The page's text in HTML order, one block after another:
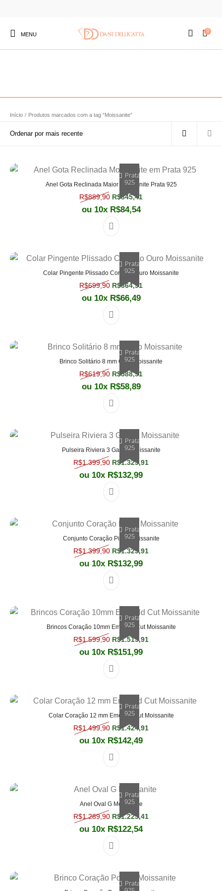
MENU
0
Início / Produtos marcados com a tag “Moissanite”
Prata
925
Anel Gota Reclinada Maior Moissanite Prata 925
R$889,90 O preço original era: R$889,90.
R$845,41
ou 10x R$84,54
Prata
925
Colar Pingente Plissado Coração Ouro Moissanite
R$699,90 O preço original era: R$699,90.
R$664,91
ou 10x R$66,49
Prata
925
Brinco Solitário 8 mm Ouro Moissanite
R$619,90 O preço original era: R$619,90.
R$588,91
ou 10x R$58,89
Prata
925
Pulseira Riviera 3 Garras Moissanite
R$1.399,90 O preço original era: R$1.399,90.
R$1.329,91
ou 10x R$132,99
Prata
925
Conjunto Coração Pizza Moissanite
R$1.399,90 O preço original era: R$1.399,90.
R$1.329,91
ou 10x R$132,99
Prata
925
Brincos Coração 10mm Emerald Cut Moissanite
R$1.599,90 O preço original era: R$1.599,90.
R$1.519,91
ou 10x R$151,99
Prata
925
Colar Coração 12 mm Emerald Cut Moissanite
R$1.499,90 O preço original era: R$1.499,90.
R$1.424,91
ou 10x R$142,49
Prata
925
Anel Oval G Moissanite
R$1.289,90 O preço original era: R$1.289,90.
R$1.225,41
ou 10x R$122,54
Prata